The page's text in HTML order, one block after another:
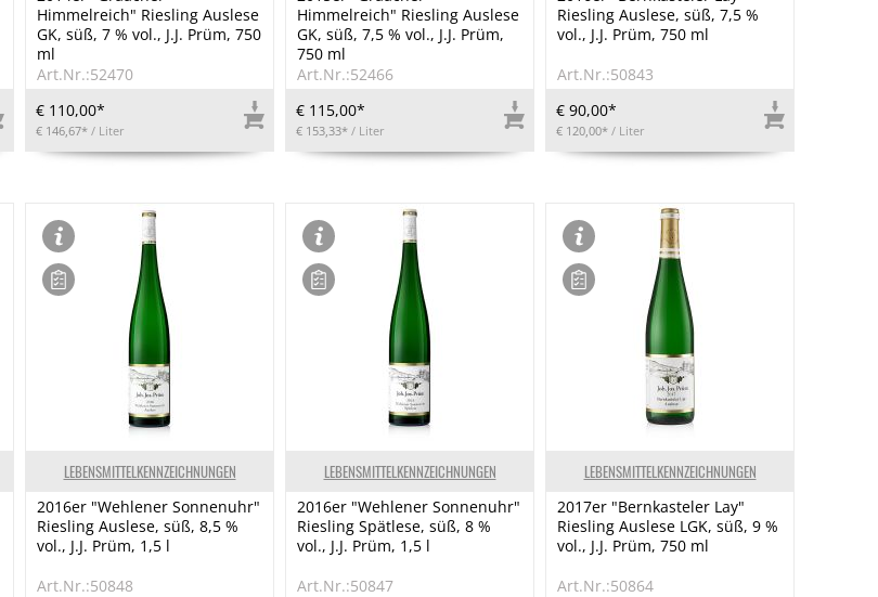
Himmelreich" Riesling Auslese
GK, süß, 7 % vol., J.J. Prüm, 750
ml
Art.Nr.:52470
€ 110,00*
€ 146,67* / Liter
Himmelreich" Riesling Auslese
GK, süß, 7,5 % vol., J.J. Prüm,
750 ml
Art.Nr.:52466
€ 115,00*
€ 153,33* / Liter
Riesling Auslese, süß, 7,5 %
vol., J.J. Prüm, 750 ml
Art.Nr.:50843
€ 90,00*
€ 120,00* / Liter
LEBENSMITTELKENNZEICHNUNGEN
2016er "Wehlener Sonnenuhr"
Riesling Auslese, süß, 8,5 %
vol., J.J. Prüm, 1,5 l
Art.Nr.:50848
LEBENSMITTELKENNZEICHNUNGEN
2016er "Wehlener Sonnenuhr"
Riesling Spätlese, süß, 8 %
vol., J.J. Prüm, 1,5 l
Art.Nr.:50847
LEBENSMITTELKENNZEICHNUNGEN
2017er "Bernkasteler Lay"
Riesling Auslese LGK, süß, 9 %
vol., J.J. Prüm, 750 ml
Art.Nr.:50864